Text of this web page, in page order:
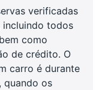
verificadas
incluindo todos
como
de crédito. O
carro é durante
quando os